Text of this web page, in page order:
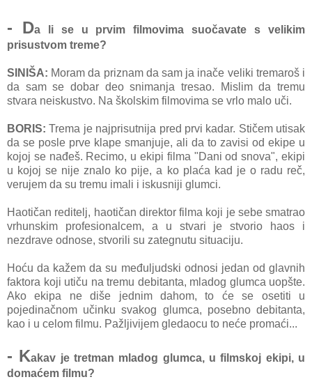
- Da li se u prvim filmovima suočavate s velikim
prisustvom treme?
SINIŠA: Moram da priznam da sam ja inače veliki tremaroš i
da sam se dobar deo snimanja tresao. Mislim da tremu
stvara neiskustvo. Na školskim filmovima se vrlo malo uči.
BORIS: Trema je najprisutnija pred prvi kadar. Stičem utisak
da se posle prve klape smanjuje, ali da to zavisi od ekipe u
kojoj se nađeš. Recimo, u ekipi filma "Dani od snova", ekipi
u kojoj se nije znalo ko pije, a ko plaća kad je o radu reč,
verujem da su tremu imali i iskusniji glumci.
Haotičan reditelj, haotičan direktor filma koji je sebe smatrao
vrhunskim profesionalcem, a u stvari je stvorio haos i
nezdrave odnose, stvorili su zategnutu situaciju.
Hoću da kažem da su međuljudski odnosi jedan od glavnih
faktora koji utiču na tremu debitanta, mladog glumca uopšte.
Ako ekipa ne diše jednim dahom, to će se osetiti u
pojedinačnom učinku svakog glumca, posebno debitanta,
kao i u celom filmu. Pažljivijem gledaocu to neće promaći...
- Kakav je tretman mladog glumca, u filmskoj ekipi, u
domaćem filmu?